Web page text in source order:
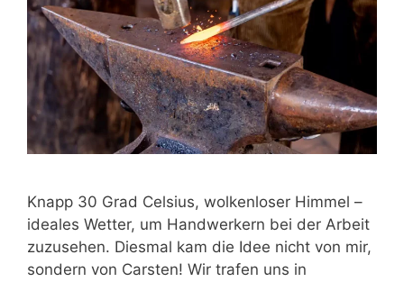
Knapp 30 Grad Celsius, wolkenloser Himmel –
ideales Wetter, um Handwerkern bei der Arbeit
zuzusehen. Diesmal kam die Idee nicht von mir,
sondern von Carsten! Wir trafen uns in